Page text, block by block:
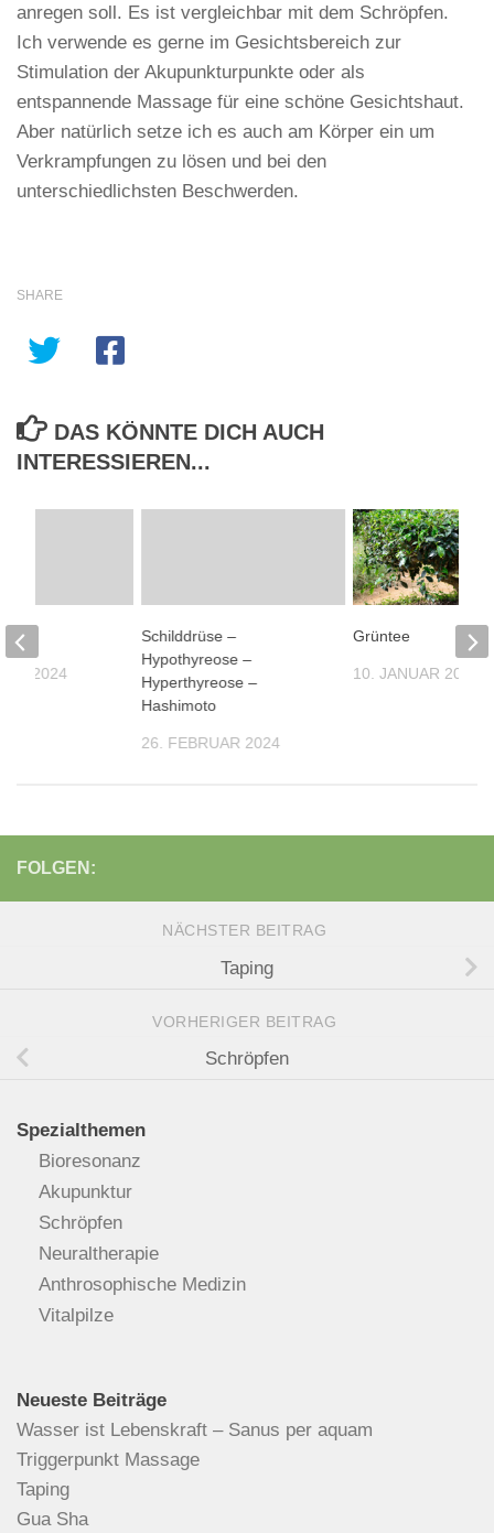
anregen soll. Es ist vergleichbar mit dem Schröpfen.
Ich verwende es gerne im Gesichtsbereich zur
Stimulation der Akupunkturpunkte oder als
entspannende Massage für eine schöne Gesichtshaut.
Aber natürlich setze ich es auch am Körper ein um
Verkrampfungen zu lösen und bei den
unterschiedlichsten Beschwerden.
SHARE
DAS KÖNNTE DICH AUCH
INTERESSIEREN...
Schilddrüse –
Hypothyreose –
Hyperthyreose –
Hashimoto
26. FEBRUAR 2024
Grüntee
10. JANUAR 2024
2024
FOLGEN:
NÄCHSTER BEITRAG
Taping
VORHERIGER BEITRAG
Schröpfen
Spezialthemen
Bioresonanz
Akupunktur
Schröpfen
Neuraltherapie
Anthrosophische Medizin
Vitalpilze
Neueste Beiträge
Wasser ist Lebenskraft – Sanus per aquam
Triggerpunkt Massage
Taping
Gua Sha